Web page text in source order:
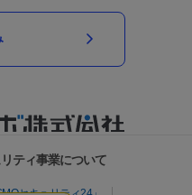
ティ事業について